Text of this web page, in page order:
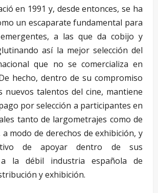
en 1991 y, desde entonces, se ha
un escaparate fundamental para
a las que da cobijo y
así la mejor selección del
que no se comercializa en
hecho, dentro de su compromiso
nuevos talentos del cine, mantiene
por selección a participantes en
tanto de largometrajes como de
modo de derechos de exhibición, y
de apoyar dentro de sus
a la débil industria española de
y exhibición.